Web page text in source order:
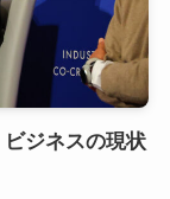
ジネスの現状